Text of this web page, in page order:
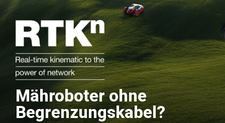
Mähroboter ohne
Begrenzungskabel?